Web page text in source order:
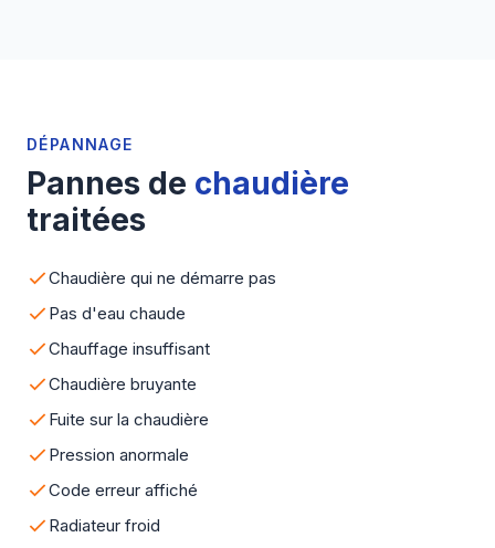
DÉPANNAGE
Pannes de chaudière
traitées
Chaudière qui ne démarre pas
Pas d'eau chaude
Chauffage insuffisant
Chaudière bruyante
Fuite sur la chaudière
Pression anormale
Code erreur affiché
Radiateur froid